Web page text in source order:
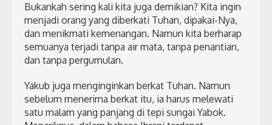
Bukankah sering kali kita juga demikian? Kita ingin
menjadi orang yang diberkati Tuhan, dipakai-Nya,
dan menikmati kemenangan. Namun kita berharap
semuanya terjadi tanpa air mata, tanpa penantian,
dan tanpa pergumulan.
Yakub juga menginginkan berkat Tuhan. Namun
sebelum menerima berkat itu, ia harus melewati
satu malam yang panjang di tepi sungai Yabok.